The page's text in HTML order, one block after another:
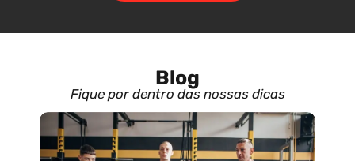
Blog
Fique por dentro das nossas dicas